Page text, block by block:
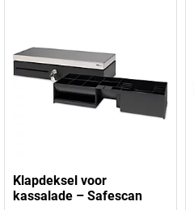
Klapdeksel voor
kassalade – Safescan